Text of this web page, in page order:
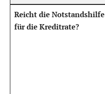
Reicht die Notstandshilfe
für die Kreditrate?